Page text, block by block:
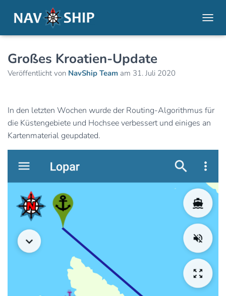
Großes Kroatien-Update
Veröffentlicht von NavShip Team am 31. Juli 2020
In den letzten Wochen wurde der Routing-Algorithmus für
die Küstengebiete und Hochsee verbessert und einiges an
Kartenmaterial geupdated.